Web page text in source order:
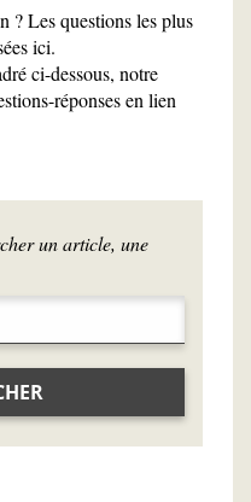
? Les questions les plus
ici.
ci-dessous, notre
réponses en lien
un article, une